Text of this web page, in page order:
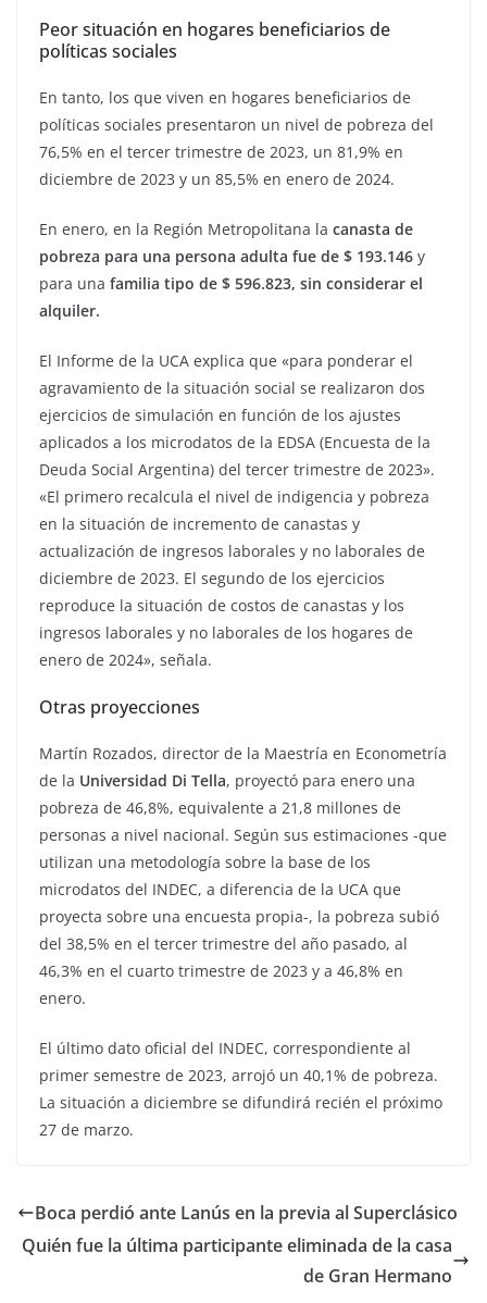
Peor situación en hogares beneficiarios de
políticas sociales
En tanto, los que viven en hogares beneficiarios de
políticas sociales presentaron un nivel de pobreza del
76,5% en el tercer trimestre de 2023, un 81,9% en
diciembre de 2023 y un 85,5% en enero de 2024.
En enero, en la Región Metropolitana la canasta de
pobreza para una persona adulta fue de $ 193.146 y
para una familia tipo de $ 596.823, sin considerar el
alquiler.
El Informe de la UCA explica que «para ponderar el
agravamiento de la situación social se realizaron dos
ejercicios de simulación en función de los ajustes
aplicados a los microdatos de la EDSA (Encuesta de la
Deuda Social Argentina) del tercer trimestre de 2023».
«El primero recalcula el nivel de indigencia y pobreza
en la situación de incremento de canastas y
actualización de ingresos laborales y no laborales de
diciembre de 2023. El segundo de los ejercicios
reproduce la situación de costos de canastas y los
ingresos laborales y no laborales de los hogares de
enero de 2024», señala.
Otras proyecciones
Martín Rozados, director de la Maestría en Econometría
de la Universidad Di Tella, proyectó para enero una
pobreza de 46,8%, equivalente a 21,8 millones de
personas a nivel nacional. Según sus estimaciones -que
utilizan una metodología sobre la base de los
microdatos del INDEC, a diferencia de la UCA que
proyecta sobre una encuesta propia-, la pobreza subió
del 38,5% en el tercer trimestre del año pasado, al
46,3% en el cuarto trimestre de 2023 y a 46,8% en
enero.
El último dato oficial del INDEC, correspondiente al
primer semestre de 2023, arrojó un 40,1% de pobreza.
La situación a diciembre se difundirá recién el próximo
27 de marzo.
Boca perdió ante Lanús en la previa al Superclásico
Quién fue la última participante eliminada de la casa
de Gran Hermano